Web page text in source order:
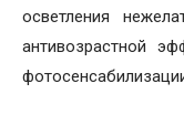
осветления
антивозрастной